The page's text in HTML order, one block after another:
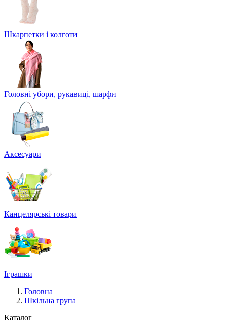
Шкарпетки і колготи
Головні убори, рукавиці, шарфи
Аксесуари
Канцелярські товари
Іграшки
Головна
Шкільна група
Каталог